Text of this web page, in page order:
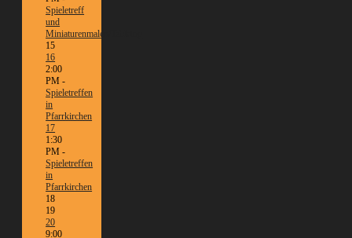
Spieletreff
und
Miniaturenmalen/Tabletop
15
16
2:00
PM -
Spieletreffen
in
Pfarrkirchen
17
1:30
PM -
Spieletreffen
in
Pfarrkirchen
18
19
20
9:00